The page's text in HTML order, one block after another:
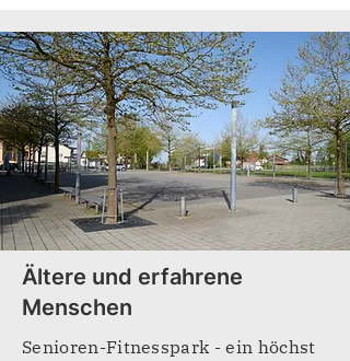
Ältere und erfahrene
Menschen
Senioren-Fitnesspark - ein höchst